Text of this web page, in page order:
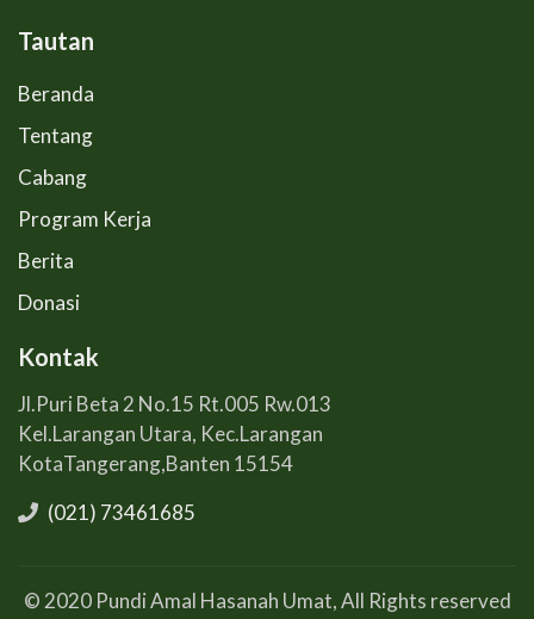
Tautan
Beranda
Tentang
Cabang
Program Kerja
Berita
Donasi
Kontak
Jl.Puri Beta 2 No.15 Rt.005 Rw.013
Kel.Larangan Utara, Kec.Larangan
KotaTangerang,Banten 15154
(021) 73461685
© 2020 Pundi Amal Hasanah Umat, All Rights reserved